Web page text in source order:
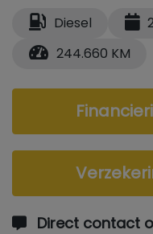
Diesel
244.660 KM
Direct contact